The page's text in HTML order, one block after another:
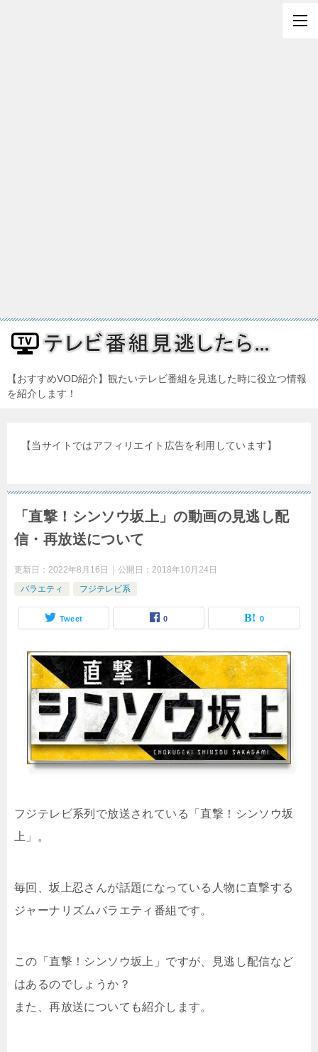
【おすすめVOD紹介】観たいテレビ番組を見逃した時に役立つ情報
を紹介します！
【当サイトではアフィリエイト広告を利用しています】
「直撃！シンソウ坂上」の動画の見逃し配
信・再放送について
更新日： 2022年8月16日 公開日： 2018年10月24日
バラエティ
フジテレビ系
Tweet 0 0
フジテレビ系列で放送されている「 直撃！シンソウ坂
上 」。
毎回、坂上忍さんが話題になっている人物に直撃する
ジャーナリズムバラエティ番組です。
この「直撃！シンソウ坂上」ですが、見逃し配信など
はあるのでしょうか？
また、再放送についても紹介します。